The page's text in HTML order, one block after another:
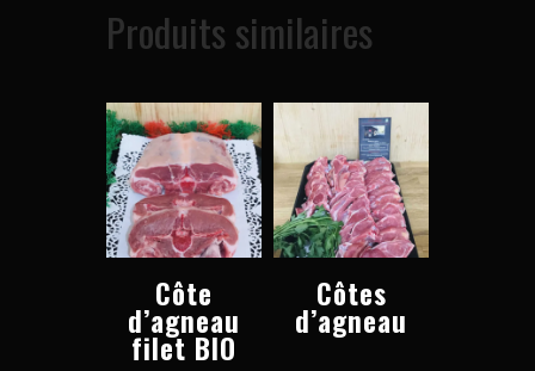
Produits similaires
Côte
d’agneau
filet BIO
Côtes
d’agneau